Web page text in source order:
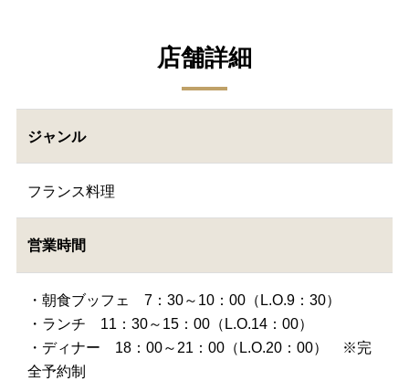
店舗詳細
ジャンル
フランス料理
営業時間
・朝食ブッフェ 7：30～10：00（L.O.9：30）
・ランチ 11：30～15：00（L.O.14：00）
・ディナー 18：00～21：00（L.O.20：00） ※完
全予約制